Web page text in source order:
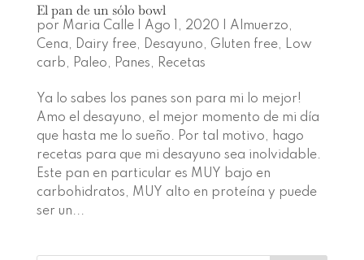
El pan de un sólo bowl
por Maria Calle| Ago 1, 2020 Almuerzo,
Cena, Dairy free, Desayuno, Gluten free, Low
carb, Paleo, Panes, Recetas
Ya lo sabes los panes son para mi lo mejor!
Amo el desayuno, el mejor momento de mi día
que hasta me lo sueño. Por tal motivo, hago
recetas para que mi desayuno sea inolvidable.
Este pan en particular es MUY bajo en
carbohidratos, MUY alto en proteína y puede
ser un...